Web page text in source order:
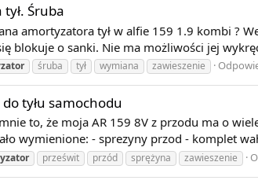
Śruba
amortyzatora tył w alfie 159 1.9 kombi ?
blokuje o sanki. Nie ma możliwości jej
śruba tył wymiana zawieszenie
tyłu samochodu
to, że moja AR 159 8V z przodu ma o
wymienione: - sprezyny przod - komplet
prześwit przód sprężyna zawieszenie